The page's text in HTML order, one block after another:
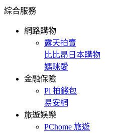
綜合服務
網路購物
露天拍賣
比比昂日本購物
媽咪愛
金融保險
Pi 拍錢包
易安網
旅遊娛樂
PChome 旅遊